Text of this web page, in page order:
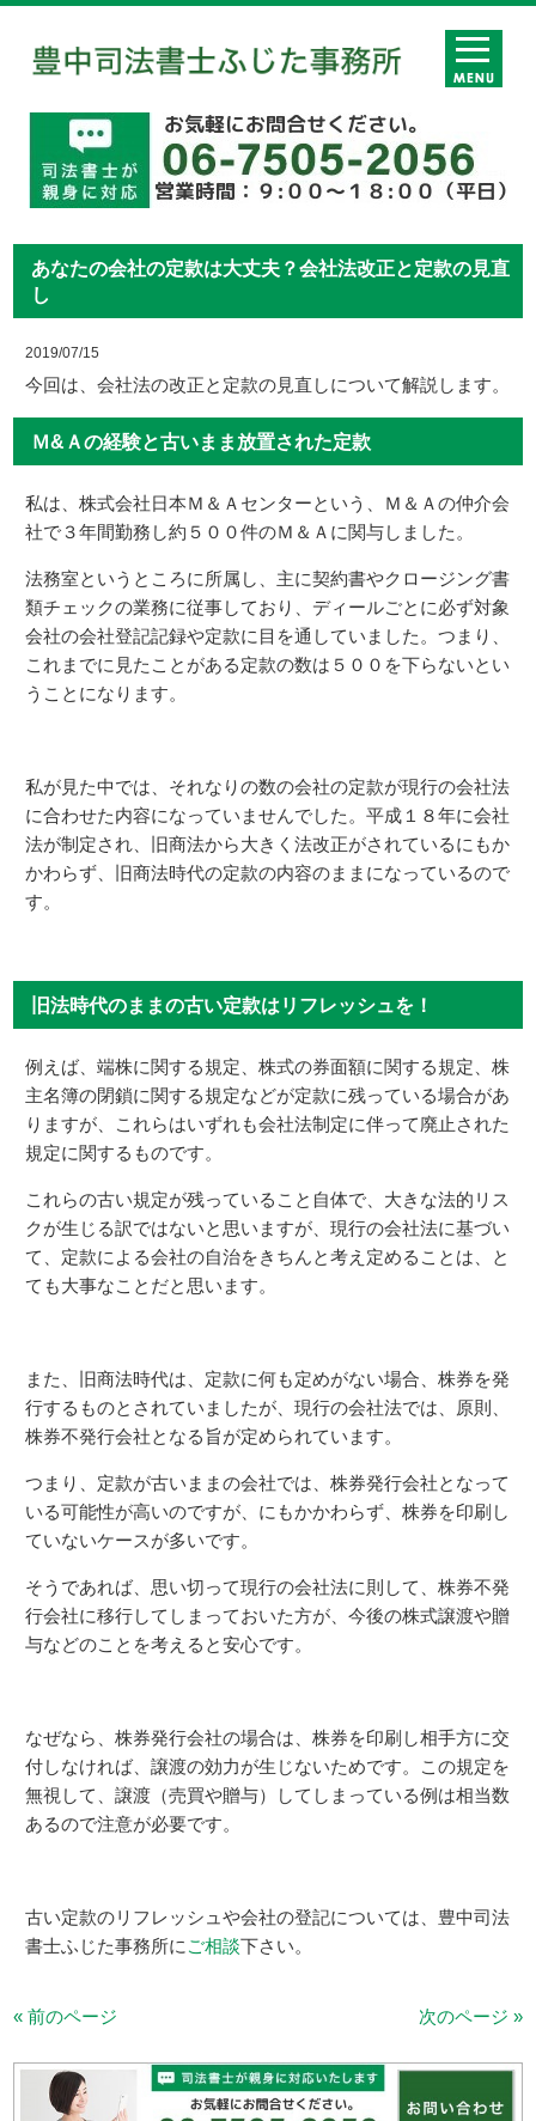
あなたの会社の定款は大丈夫？会社法改正と定款の見直
し
2019/07/15
今回は、会社法の改正と定款の見直しについて解説します。
Ｍ&Ａの経験と古いまま放置された定款
私は、株式会社日本Ｍ＆Ａセンターという、Ｍ＆Ａの仲介会
社で３年間勤務し約５００件のＭ＆Ａに関与しました。
法務室というところに所属し、主に契約書やクロージング書
類チェックの業務に従事しており、ディールごとに必ず対象
会社の会社登記記録や定款に目を通していました。つまり、
これまでに見たことがある定款の数は５００を下らないとい
うことになります。
私が見た中では、それなりの数の会社の定款が現行の会社法
に合わせた内容になっていませんでした。平成１８年に会社
法が制定され、旧商法から大きく法改正がされているにもか
かわらず、旧商法時代の定款の内容のままになっているので
す。
旧法時代のままの古い定款はリフレッシュを！
例えば、端株に関する規定、株式の券面額に関する規定、株
主名簿の閉鎖に関する規定などが定款に残っている場合があ
りますが、これらはいずれも会社法制定に伴って廃止された
規定に関するものです。
これらの古い規定が残っていること自体で、大きな法的リス
クが生じる訳ではないと思いますが、現行の会社法に基づい
て、定款による会社の自治をきちんと考え定めることは、と
ても大事なことだと思います。
また、旧商法時代は、定款に何も定めがない場合、株券を発
行するものとされていましたが、現行の会社法では、原則、
株券不発行会社となる旨が定められています。
つまり、定款が古いままの会社では、株券発行会社となって
いる可能性が高いのですが、にもかかわらず、株券を印刷し
ていないケースが多いです。
そうであれば、思い切って現行の会社法に則して、株券不発
行会社に移行してしまっておいた方が、今後の株式譲渡や贈
与などのことを考えると安心です。
なぜなら、株券発行会社の場合は、株券を印刷し相手方に交
付しなければ、譲渡の効力が生じないためです。この規定を
無視して、譲渡（売買や贈与）してしまっている例は相当数
あるので注意が必要です。
古い定款のリフレッシュや会社の登記については、豊中司法
書士ふじた事務所に ご相談下さい。
« 前のページ 次のページ »